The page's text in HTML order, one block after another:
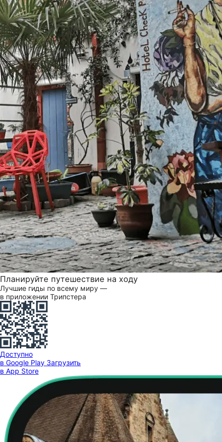
Планируйте путешествие на ходу
Лучшие гиды по всему миру —
в приложении Трипстера
Доступно
в Google Play Загрузить
в App Store